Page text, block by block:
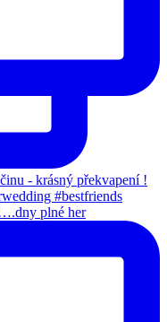
plné her